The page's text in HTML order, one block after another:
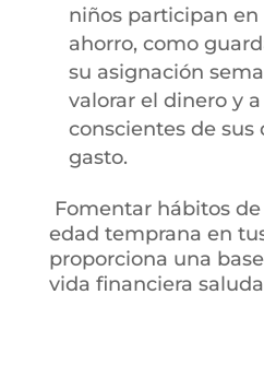
niños participan
ahorro, como
su asignación
valorar el dinero y
conscientes de sus
gasto.
Fomentar hábitos
edad temprana en
proporciona una
vida financiera